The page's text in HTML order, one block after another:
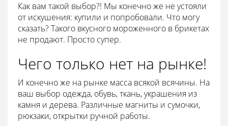
Как вам такой выбор?! Мы конечно же не устояли
от искушения: купили и попробовали. Что могу
сказать? Такого вкусного мороженного в брикетах
не продают. Просто супер.
Чего только нет на рынке!
И конечно же на рынке масса всякой всячины. На
ваш выбор одежда, обувь, ткань, украшения из
камня и дерева. Различные магниты и сумочки,
рюкзаки, открытки ручной работы.